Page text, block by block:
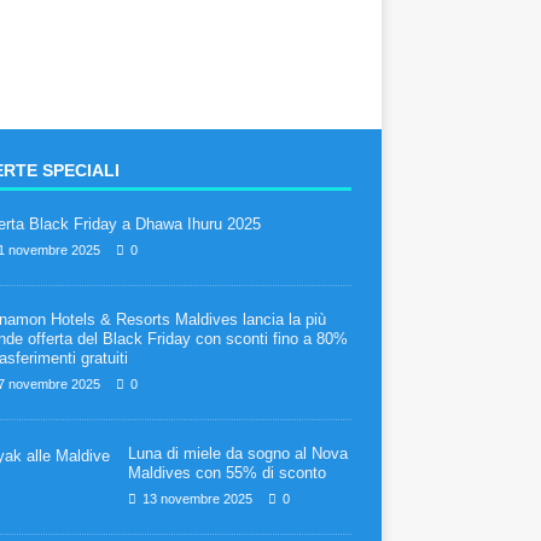
SPECIALI
Black Friday a Dhawa Ihuru 2025
novembre 2025 0
Hotels & Resorts Maldives lancia la più
offerta del Black Friday con sconti fino a 80%
gratuiti
novembre 2025 0
Luna di miele da sogno al Nova
Maldives con 55% di sconto
13 novembre 2025 0